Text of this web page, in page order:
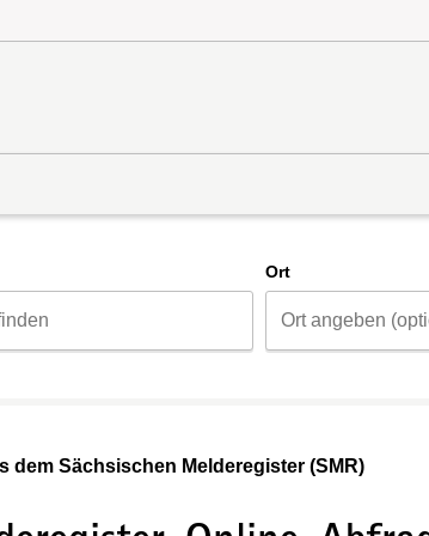
Ort
dem Sächsischen Melderegister (SMR)